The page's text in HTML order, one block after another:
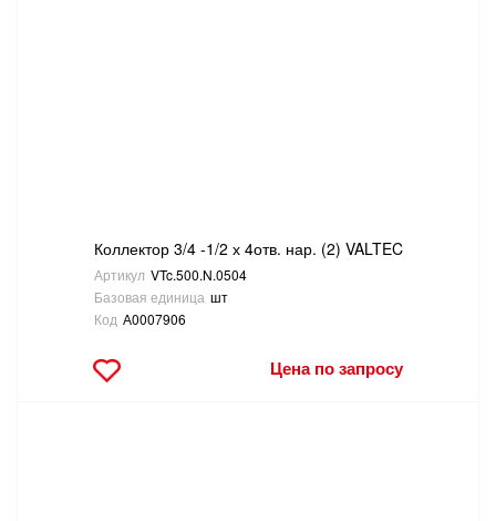
Коллектор 3/4 -1/2 х 4отв. нар. (2) VALTEC
Артикул VTc.500.N.0504
Базовая единица шт
Код А0007906
Цена по запросу